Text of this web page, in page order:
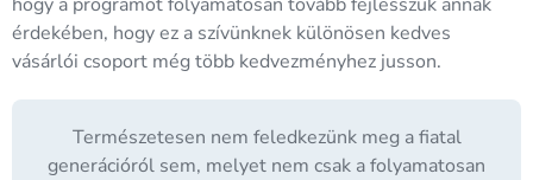
érdekében, hogy ez a szívünknek különösen kedves
vásárlói csoport még több kedvezményhez jusson.
Természetesen nem feledkezünk meg a fiatal
generációról sem, melyet nem csak a folyamatosan